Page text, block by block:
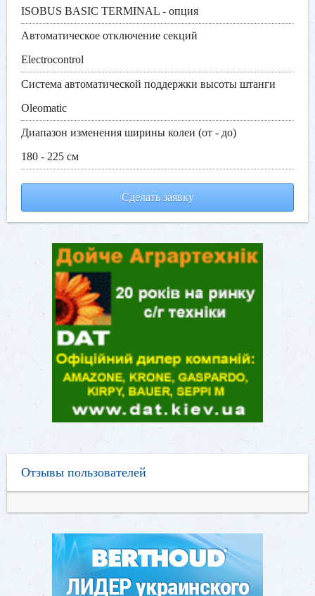
ISOBUS BASIC TERMINAL - опция
Автоматическое отключение секций
Electrocontrol
Система автоматической поддержки высоты штанги
Oleomatic
Диапазон изменения ширины колеи (от - до)
180 - 225 см
Сделать заявку
Отзывы пользователей